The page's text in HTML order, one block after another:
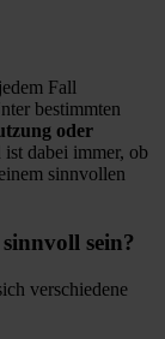
Fall
bestimmten
oder
dabei immer, ob
sinnvollen
sein?
verschiedene